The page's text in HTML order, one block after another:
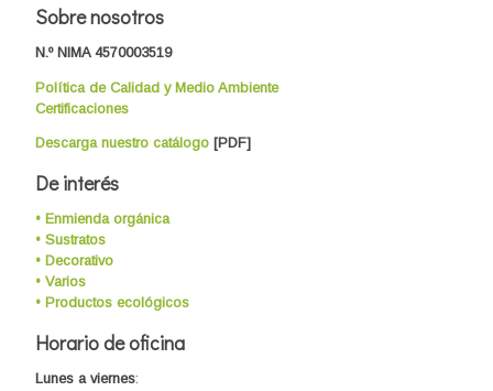
Sobre nosotros
N.º NIMA 4570003519
Política de Calidad y Medio Ambiente
Certificaciones
Descarga nuestro catálogo [PDF]
De interés
• Enmienda orgánica
• Sustratos
• Decorativo
• Varios
• Productos ecológicos
Horario de oficina
Lunes a viernes: